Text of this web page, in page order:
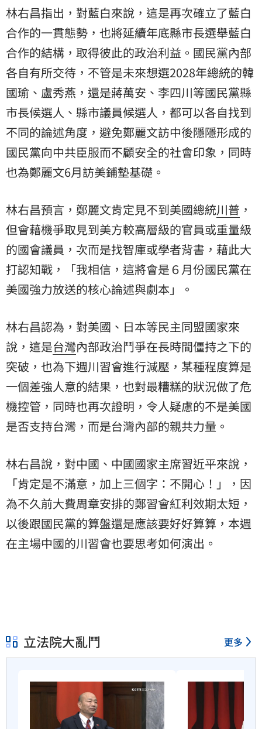
林右昌指出，對藍白來說，這是再次確立了藍白
合作的一貫態勢，也將延續年底縣市長選舉藍白
合作的結構，取得彼此的政治利益。國民黨內部
各自有所交待，不管是未來想選2028年總統的韓
國瑜、盧秀燕，還是蔣萬安、李四川等國民黨縣
市長候選人、縣市議員候選人，都可以各自找到
不同的論述角度，避免鄭麗文訪中後隱隱形成的
國民黨向中共臣服而不顧安全的社會印象，同時
也為鄭麗文6月訪美鋪墊基礎。
林右昌預言，鄭麗文肯定見不到美國總統川普 ，
但會藉機爭取見到美方較高層級的官員或重量級
的國會議員，次而是找智庫或學者背書，藉此大
打認知戰，「我相信，這將會是６月份國民黨在
美國強力放送的核心論述與劇本」。
林右昌認為，對美國、日本等民主同盟國家來
說，這是台灣內部政治鬥爭在長時間僵持之下的
突破，也為下週川習會進行減壓，某種程度算是
一個差強人意的結果，也對最糟糕的狀況做了危
機控管，同時也再次證明，令人疑慮的不是美國
是否支持台灣，而是台灣內部的親共力量。
林右昌說，對中國、中國國家主席習近平來說，
「肯定是不滿意，加上三個字：不開心！」，因
為不久前大費周章安排的鄭習會紅利效期太短，
以後跟國民黨的算盤還是應該要好好算算，本週
在主場中國的川習會也要思考如何演出。
立法院大亂鬥 更多